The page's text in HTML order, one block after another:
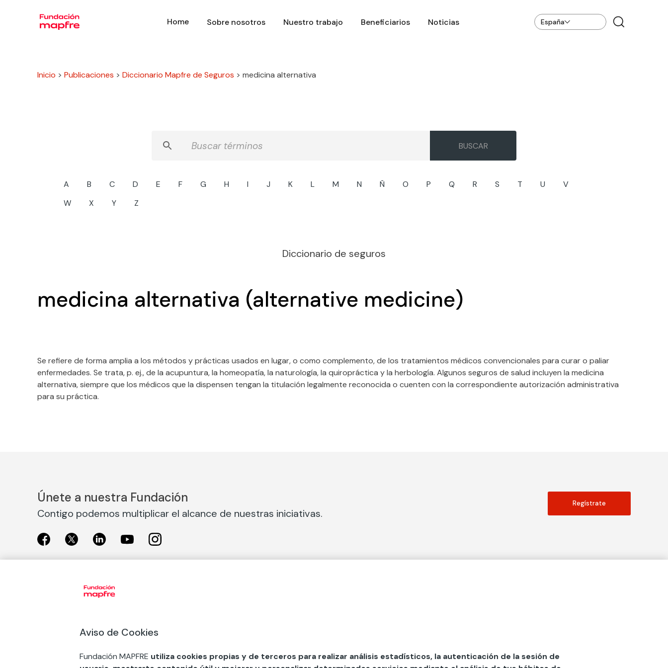
Home Sobre nosotros Nuestro trabajo Beneficiarios Noticias España
Inicio > Publicaciones > Diccionario Mapfre de Seguros > medicina alternativa
A B C D E F G H I J K L M N Ñ O P Q R S T U
V
W
X Y Z
Diccionario de seguros
medicina alternativa (alternative medicine)
Se refiere de forma amplia a los métodos y prácticas usados en lugar, o como complemento, de los tratamientos médicos convencionales para curar o paliar
enfermedades. Se trata, p. ej., de la acupuntura, la homeopatía, la naturología, la quiropráctica y la herbología. Algunos seguros de salud incluyen la medicina
alternativa, siempre que los médicos que la dispensen tengan la titulación legalmente reconocida o cuenten con la correspondiente autorización administrativa
para su práctica.
Únete a nuestra Fundación
Contigo podemos multiplicar el alcance de nuestras iniciativas.
Regístrate
Exposiciones en Barcelona
COMPRAR ENTRADA
Aviso de Cookies
Fundación MAPFRE utiliza cookies propias y de terceros para realizar análisis estadísticos, la autenticación de la sesión de